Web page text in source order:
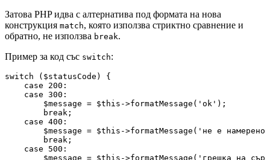
Затова PHP идва с алтернатива под формата на нова
конструкция match, която използва стриктно сравнение и
обратно, не използва break.
Пример за код със switch:
switch ($statusCode) {
    case 200:
    case 300:
        $message = $this->formatMessage('ok');
        break;
    case 400:
$message = $this->formatMessage('не е
        break;
    case 500:
$message = $this->formatMessage('грешка на